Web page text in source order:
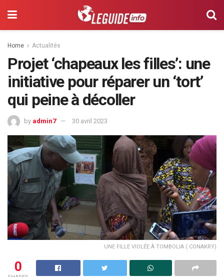
Home Actualités
Projet ‘chapeaux les filles’: une
initiative pour réparer un ‘tort’
qui peine à décoller
by admin7 30 avril 2023
UNE FILLE VIOLÉE À TOMBOLIA ( CONAKRY)
0